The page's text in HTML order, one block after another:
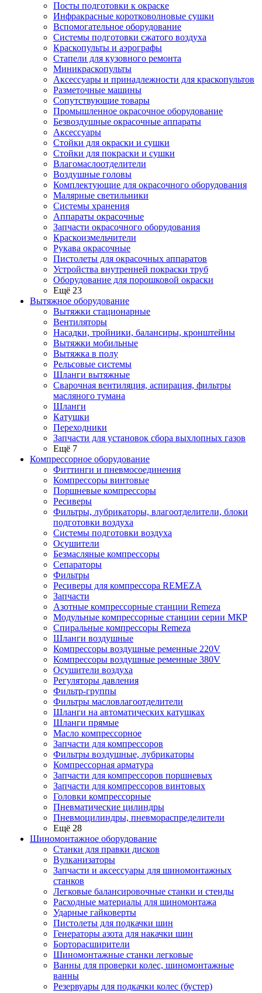
Посты подготовки к окраске
Инфракрасные коротковолновые сушки
Вспомогательное оборудование
Системы подготовки сжатого воздуха
Краскопульты и аэрографы
Стапели для кузовного ремонта
Миникраскопульты
Аксессуары и принадлежности для краскопультов
Разметочные машины
Сопутствующие товары
Промышленное окрасочное оборудование
Безвоздушные окрасочные аппараты
Аксессуары
Стойки для окраски и сушки
Стойки для покраски и сушки
Влагомаслоотделители
Воздушные головы
Комплектующие для окрасочного оборудования
Малярные светильники
Системы хранения
Аппараты окрасочные
Запчасти окрасочного оборудования
Краскоизмельчители
Рукава окрасочные
Пистолеты для окрасочных аппаратов
Устройства внутренней покраски труб
Оборудование для порошковой окраски
Ещё 23
Вытяжное оборудование
Вытяжки стационарные
Вентиляторы
Насадки, тройники, балансиры, кронштейны
Вытяжки мобильные
Вытяжка в полу
Рельсовые системы
Шланги вытяжные
Сварочная вентиляция, аспирация, фильтры
масляного тумана
Шланги
Катушки
Переходники
Запчасти для установок сбора выхлопных газов
Ещё 7
Компрессорное оборудование
Фиттинги и пневмосоединения
Компрессоры винтовые
Поршневые компрессоры
Ресиверы
Фильтры, лубрикаторы, влагоотделители, блоки
подготовки воздуха
Системы подготовки воздуха
Осушители
Безмасляные компрессоры
Сепараторы
Фильтры
Ресиверы для компрессора REMEZA
Запчасти
Азотные компрессорные станции Remeza
Модульные компрессорные станции серии МКР
Спиральные компрессоры Remeza
Шланги воздушные
Компрессоры воздушные ременные 220V
Компрессоры воздушные ременные 380V
Осушители воздуха
Регуляторы давления
Фильтр-группы
Фильтры масловлагоотделители
Шланги на автоматических катушках
Шланги прямые
Масло компрессорное
Запчасти для компрессоров
Фильтры воздушные, лубрикаторы
Компрессорная арматура
Запчасти для компрессоров поршневых
Запчасти для компрессоров винтовых
Головки компрессорные
Пневматические цилиндры
Пневмоцилиндры, пневмораспределители
Ещё 28
Шиномонтажное оборудование
Станки для правки дисков
Вулканизаторы
Запчасти и аксессуары для шиномонтажных
станков
Легковые балансировочные станки и стенды
Расходные материалы для шиномонтажа
Ударные гайковерты
Пистолеты для подкачки шин
Генераторы азота для накачки шин
Борторасширители
Шиномонтажные станки легковые
Ванны для проверки колес, шиномонтажные
ванны
Резервуары для подкачки колес (бустер)